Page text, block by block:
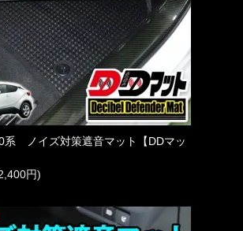
ノイズ対策遮音マット【DDマッ
円)